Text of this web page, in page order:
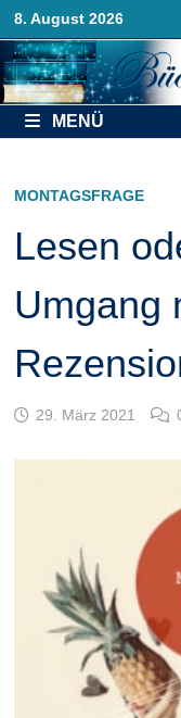
Zurück
zum
Inhalt
8. August 2026
MENÜ
MONTAGSFRAGE
Lesen
Umgang
29. März 2021